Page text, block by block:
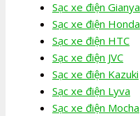
Sạc xe điện Gianya
Sạc xe điện Honda
Sạc xe điện HTC
Sạc xe điện JVC
Sạc xe điện Kazuki
Sạc xe điện Lyva
Sạc xe điện Mocha